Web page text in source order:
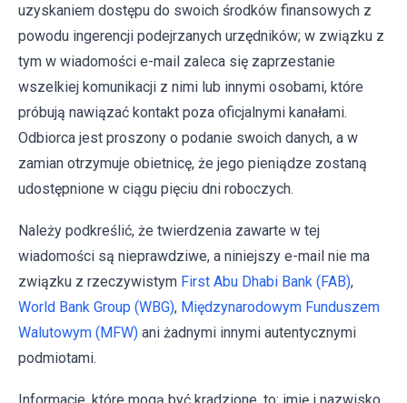
uzyskaniem dostępu do swoich środków finansowych z
powodu ingerencji podejrzanych urzędników; w związku z
tym w wiadomości e-mail zaleca się zaprzestanie
wszelkiej komunikacji z nimi lub innymi osobami, które
próbują nawiązać kontakt poza oficjalnymi kanałami.
Odbiorca jest proszony o podanie swoich danych, a w
zamian otrzymuje obietnicę, że jego pieniądze zostaną
udostępnione w ciągu pięciu dni roboczych.
Należy podkreślić, że twierdzenia zawarte w tej
wiadomości są nieprawdziwe, a niniejszy e-mail nie ma
związku z rzeczywistym First Abu Dhabi Bank (FAB),
World Bank Group (WBG), Międzynarodowym Funduszem
Walutowym (MFW) ani żadnymi innymi autentycznymi
podmiotami.
Informacje, które mogą być kradzione, to: imię i nazwisko,